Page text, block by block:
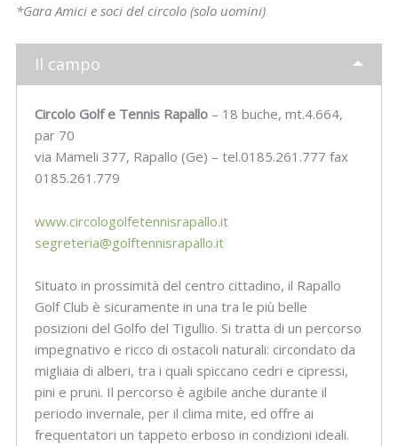
*Gara Amici e soci del circolo (solo uomini)
Il campo
Circolo Golf e Tennis Rapallo– 18 buche, mt.4.664,
par 70
via Mameli 377, Rapallo (Ge) – tel.0185.261.777 fax
0185.261.779
www.circologolfetennisrapallo.it
segreteria@golftennisrapallo.it
Situato in prossimità del centro cittadino, il Rapallo
Golf Club è sicuramente in una tra le più belle
posizioni del Golfo del Tigullio. Si tratta di un percorso
impegnativo e ricco di ostacoli naturali: circondato da
migliaia di alberi, tra i quali spiccano cedri e cipressi,
pini e pruni. Il percorso è agibile anche durante il
periodo invernale, per il clima mite, ed offre ai
frequentatori un tappeto erboso in condizioni ideali.